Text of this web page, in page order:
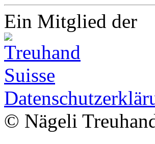
Ein Mitglied der
© Nägeli